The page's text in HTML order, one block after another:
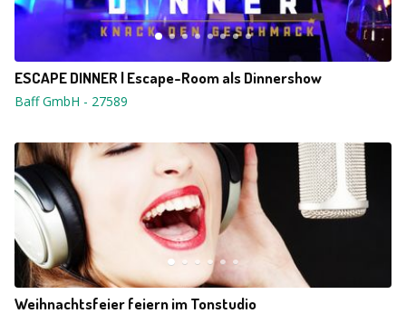
ESCAPE DINNER | Escape-Room als Dinnershow
Baff GmbH - 27589
Weihnachtsfeier feiern im Tonstudio